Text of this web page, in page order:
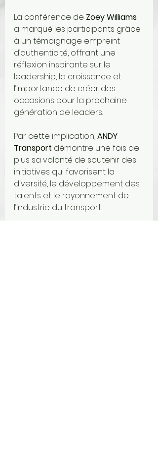
La conférence de Zoey Williams
a marqué les participants grâce
à un témoignage empreint
d’authenticité, offrant une
réflexion inspirante sur le
leadership, la croissance et
l’importance de créer des
occasions pour la prochaine
génération de leaders.
Par cette implication, ANDY
Transport démontre une fois de
plus sa volonté de soutenir des
initiatives qui favorisent la
diversité, le développement des
talents et le rayonnement de
l’industrie du transport.